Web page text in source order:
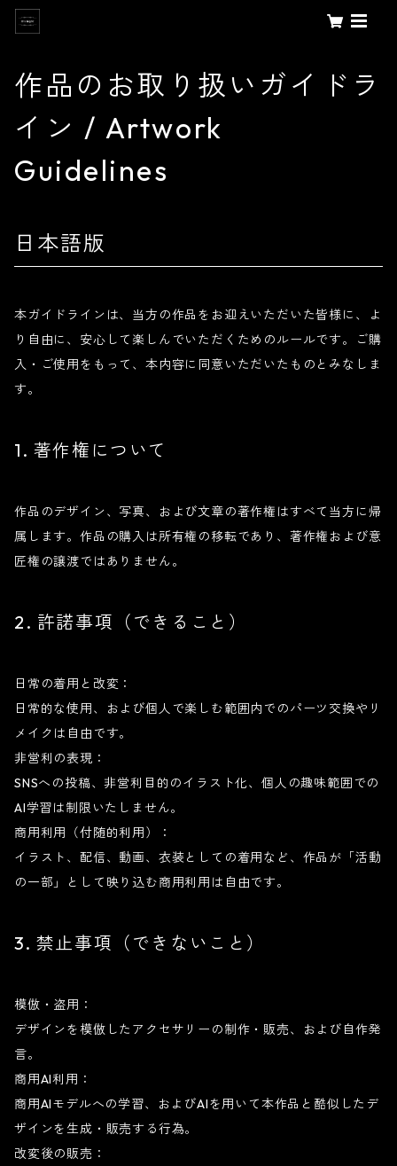
作品のお取り扱いガイドラ
イン / Artwork
Guidelines
日本語版
本ガイドラインは、当方の作品をお迎えいただいた皆様に、よ
り自由に、安心して楽しんでいただくためのルールです。ご購
入・ご使用をもって、本内容に同意いただいたものとみなしま
す。
1. 著作権について
作品のデザイン、写真、および文章の著作権はすべて当方に帰
属します。作品の購入は所有権の移転であり、著作権および意
匠権の譲渡ではありません。
2. 許諾事項（できること）
日常の着用と改変：
日常的な使用、および個人で楽しむ範囲内でのパーツ交換やリ
メイクは自由です。
非営利の表現：
SNSへの投稿、非営利目的のイラスト化、個人の趣味範囲での
AI学習は制限いたしません。
商用利用（付随的利用）：
イラスト、配信、動画、衣装としての着用など、作品が「活動
の一部」として映り込む商用利用は自由です。
3. 禁止事項（できないこと）
模倣・盗用：
デザインを模倣したアクセサリーの制作・販売、および自作発
言。
商用AI利用：
商用AIモデルへの学習、およびAIを用いて本作品と酷似したデ
ザインを生成・販売する行為。
改変後の販売：